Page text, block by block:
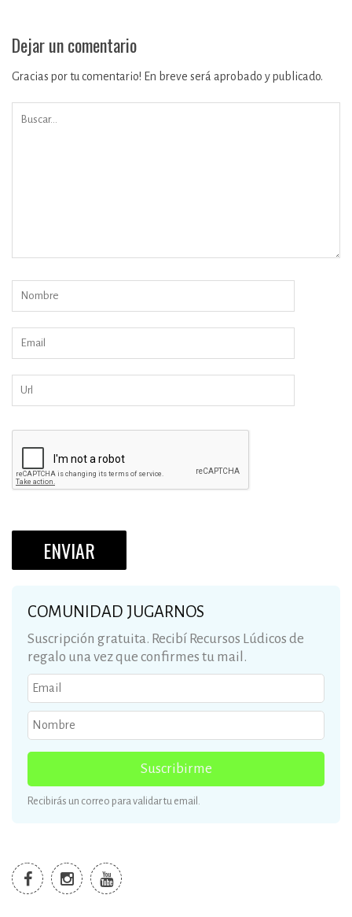
Dejar un comentario
Gracias por tu comentario! En breve será aprobado y publicado.
COMUNIDAD JUGARNOS
Suscripción gratuita. Recibí Recursos Lúdicos de
regalo una vez que confirmes tu mail.
Suscribirme
Recibirás un correo para validar tu email.